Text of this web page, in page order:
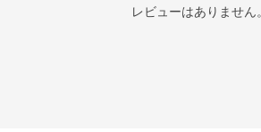
レビューはありません。